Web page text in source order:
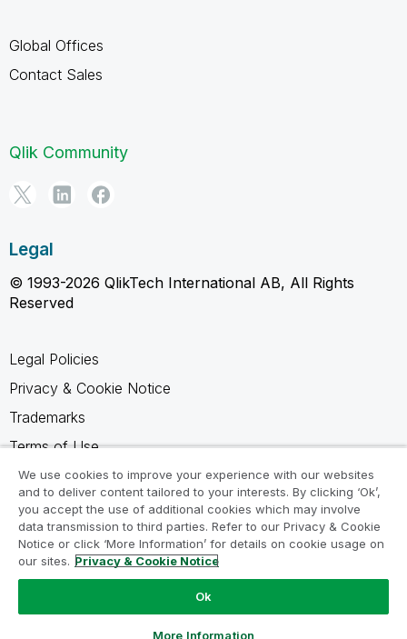
Global Offices
Contact Sales
Qlik Community
Legal
© 1993-2026 QlikTech International AB, All Rights
Reserved
Legal Policies
Privacy & Cookie Notice
Trademarks
Terms of Use
Legal Agreements
Product Terms
Do not share my info
We use cookies to improve your experience with our websites
and to deliver content tailored to your interests. By clicking ‘Ok’,
you accept the use of additional cookies which may involve
data transmission to third parties. Refer to our Privacy & Cookie
Notice or click ‘More Information’ for details on cookie usage on
our sites. Privacy & Cookie Notice
Ok
More Information